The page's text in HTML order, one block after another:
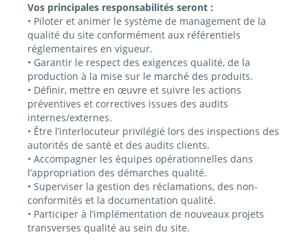
Vos principales responsabilités seront :
• Piloter et animer le système de management de la
qualité du site conformément aux référentiels
réglementaires en vigueur.
• Garantir le respect des exigences qualité, de la
production à la mise sur le marché des produits.
• Définir, mettre en œuvre et suivre les actions
préventives et correctives issues des audits
internes/externes.
• Être l’interlocuteur privilégié lors des inspections des
autorités de santé et des audits clients.
• Accompagner les équipes opérationnelles dans
l’appropriation des démarches qualité.
• Superviser la gestion des réclamations, des non-
conformités et la documentation qualité.
• Participer à l’implémentation de nouveaux projets
transverses qualité au sein du site.